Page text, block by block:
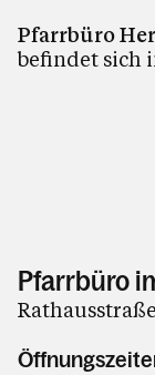
Pfarrbüro
befindet sich
Pfarrbüro